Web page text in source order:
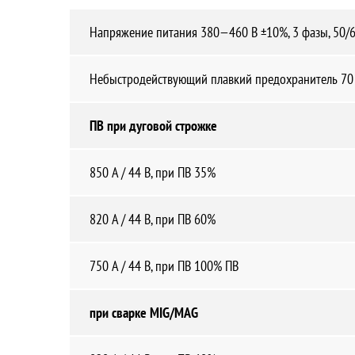
Напряжение питания 380—460 В ±10%, 3 фазы, 50/
Небыстродействующий плавкий предохранитель
ПВ при дуговой строжке
850 A / 44 В, при ПВ 35%
820 A / 44 В, при ПВ 60%
750 A / 44 В, при ПВ 100% ПВ
при сварке MIG/MAG